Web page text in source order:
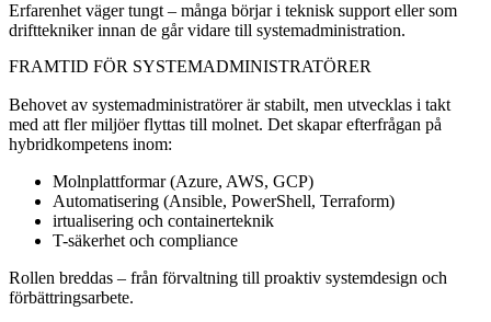
Erfarenhet väger tungt – många börjar i teknisk support eller som
drifttekniker innan de går vidare till systemadministration.
FRAMTID FÖR SYSTEMADMINISTRATÖRER
Behovet av systemadministratörer är stabilt, men utvecklas i takt
med att fler miljöer flyttas till molnet. Det skapar efterfrågan på
hybridkompetens inom:
Molnplattformar (Azure, AWS, GCP)
Automatisering (Ansible, PowerShell, Terraform)
irtualisering och containerteknik
T-säkerhet och compliance
Rollen breddas – från förvaltning till proaktiv systemdesign och
förbättringsarbete.